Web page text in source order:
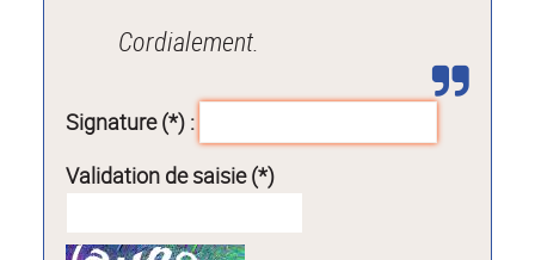
Cordialement.
Signature (*) :
Validation de saisie (*)